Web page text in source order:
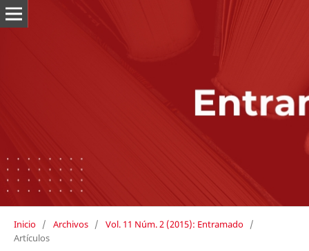
Inicio / Archivos / Vol. 11 Núm. 2 (2015): Entramado /
Artículos